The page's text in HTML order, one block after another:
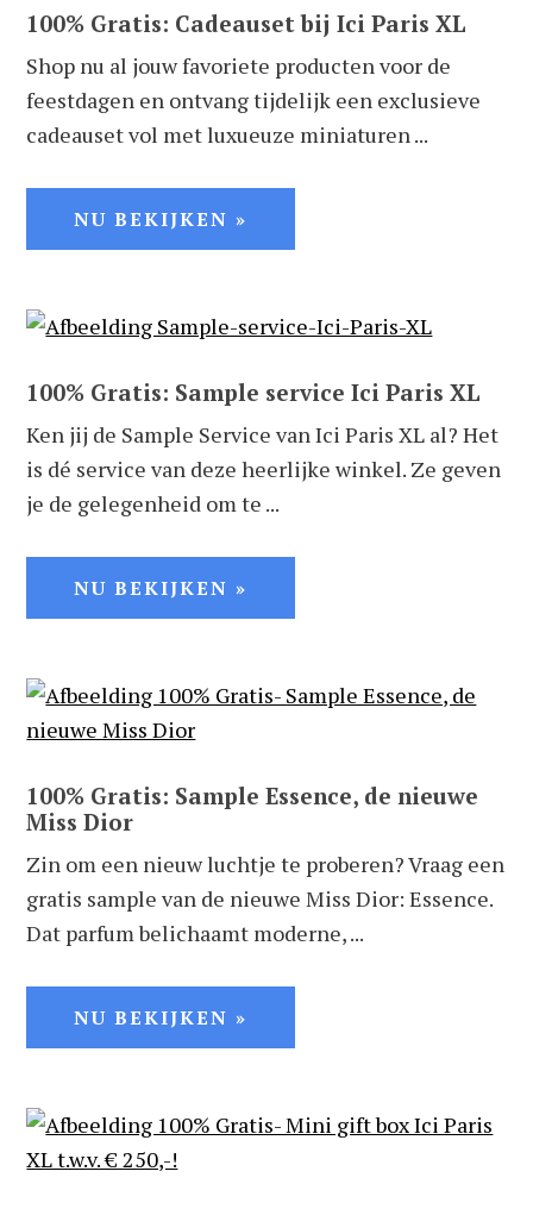
100% Gratis: Cadeauset bij Ici Paris XL
Shop nu al jouw favoriete producten voor de
feestdagen en ontvang tijdelijk een exclusieve
cadeauset vol met luxueuze miniaturen ...
NU BEKIJKEN »
100% Gratis: Sample service Ici Paris XL
Ken jij de Sample Service van Ici Paris XL al? Het
is dé service van deze heerlijke winkel. Ze geven
je de gelegenheid om te ...
NU BEKIJKEN »
100% Gratis: Sample Essence, de nieuwe
Miss Dior
Zin om een nieuw luchtje te proberen? Vraag een
gratis sample van de nieuwe Miss Dior: Essence.
Dat parfum belichaamt moderne, ...
NU BEKIJKEN »